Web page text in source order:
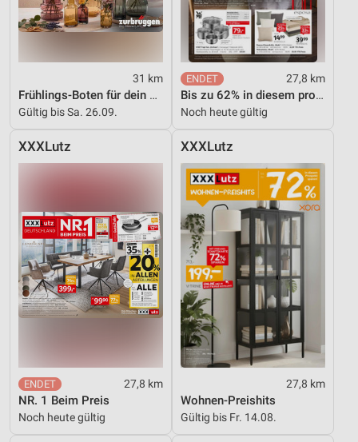
31 km
Frühlings-Boten für dein Zuhause
Gültig bis Sa. 26.09.
27,8 km
Bis zu 62% in diesem prospekt
Noch heute gültig
XXXLutz
27,8 km
NR. 1 Beim Preis
Noch heute gültig
XXXLutz
27,8 km
Wohnen-Preishits
Gültig bis Fr. 14.08.